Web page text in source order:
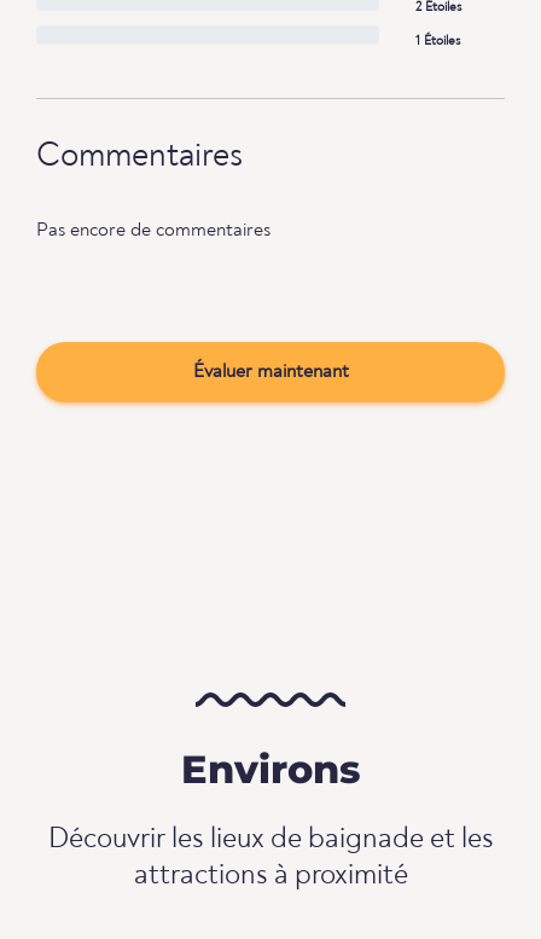
2 Étoiles
1 Étoiles
Commentaires
Pas encore de commentaires
Évaluer maintenant
Environs
Découvrir les lieux de baignade et les
attractions à proximité